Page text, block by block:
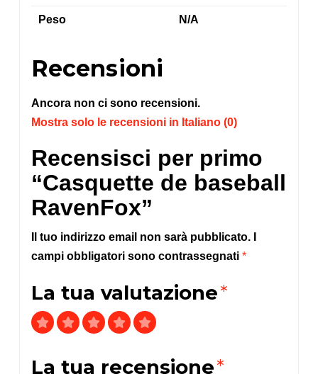
Peso N/A
Recensioni
Ancora non ci sono recensioni.
Mostra solo le recensioni in Italiano (0)
Recensisci per primo
“Casquette de baseball
RavenFox”
Il tuo indirizzo email non sarà pubblicato.
campi obbligatori sono contrassegnati *
La tua valutazione*
La tua recensione*